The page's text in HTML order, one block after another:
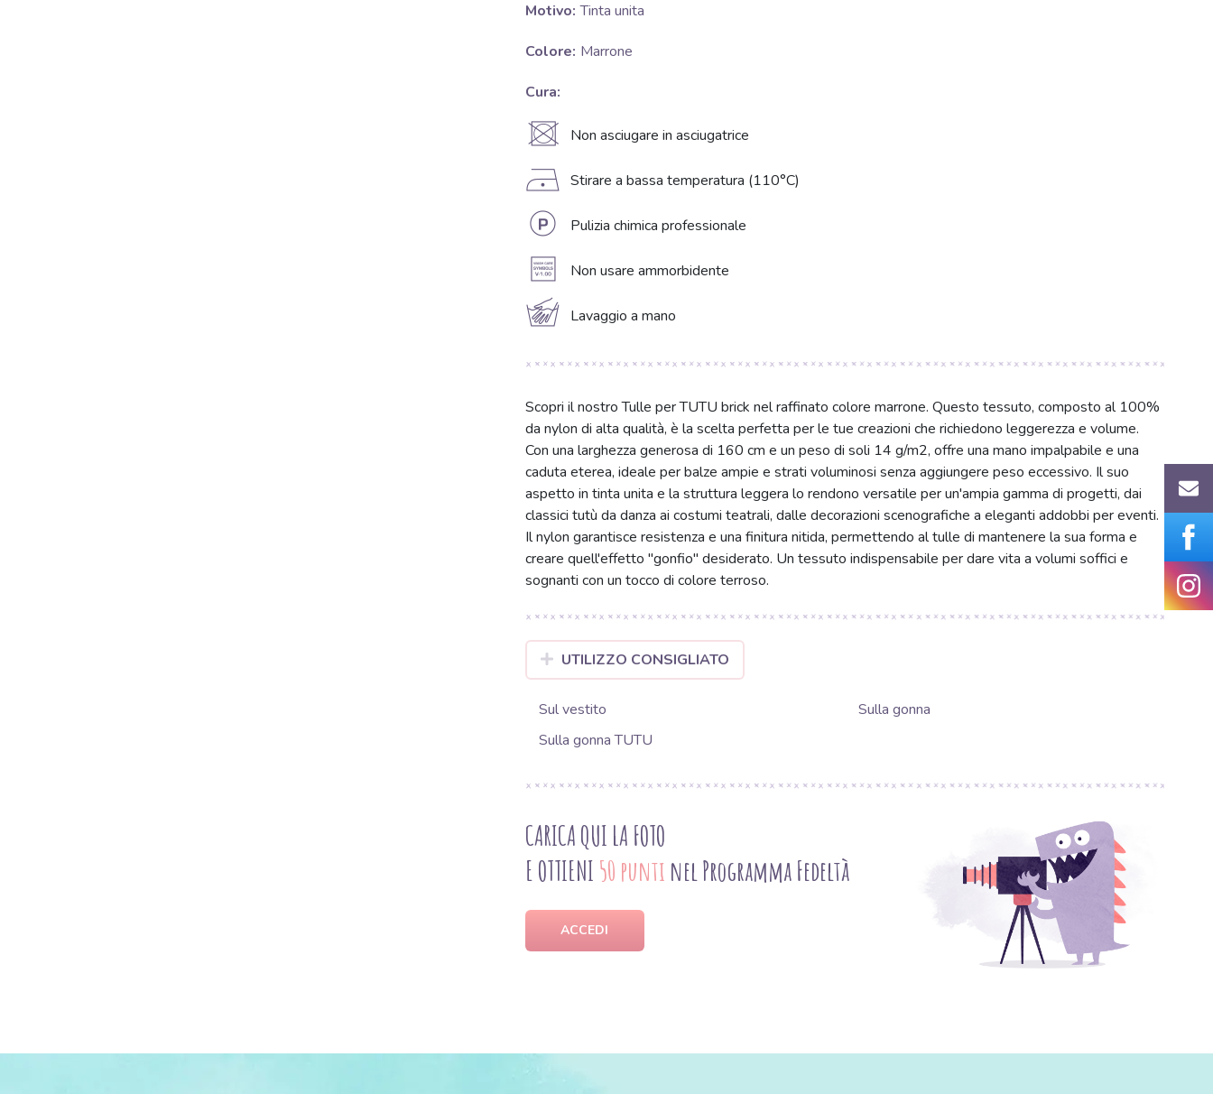
Motivo: Tinta unita
Colore: Marrone
Cura:
U Non asciugare in asciugatrice
D Stirare a bassa temperatura (110°C)
L Pulizia chimica professionale
A Non usare ammorbidente
c Lavaggio a mano
Scopri il nostro Tulle per TUTU brick nel raffinato colore marrone. Questo tessuto, composto al 100%
da nylon di alta qualità, è la scelta perfetta per le tue creazioni che richiedono leggerezza e volume.
Con una larghezza generosa di 160 cm e un peso di soli 14 g/m2, offre una mano impalpabile e una
caduta eterea, ideale per balze ampie e strati voluminosi senza aggiungere peso eccessivo. Il suo
aspetto in tinta unita e la struttura leggera lo rendono versatile per un'ampia gamma di progetti, dai
classici tutù da danza ai costumi teatrali, dalle decorazioni scenografiche a eleganti addobbi per eventi.
Il nylon garantisce resistenza e una finitura nitida, permettendo al tulle di mantenere la sua forma e
creare quell'effetto "gonfio" desiderato. Un tessuto indispensabile per dare vita a volumi soffici e
sognanti con un tocco di colore terroso.
UTILIZZO CONSIGLIATO
Sul vestito
Sulla gonna
Sulla gonna TUTU
CARICA QUI LA FOTO
E OTTIENI 50 punti nel Programma Fedeltà
ACCEDI